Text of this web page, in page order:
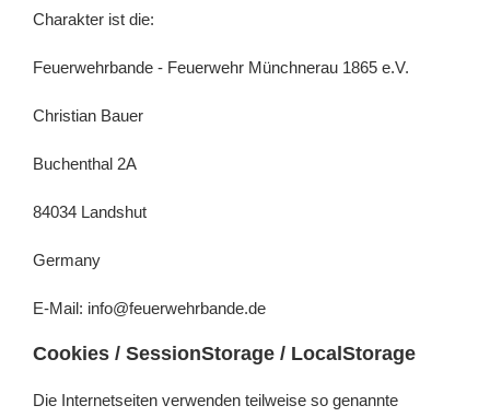
Charakter ist die:
Feuerwehrbande - Feuerwehr Münchnerau 1865 e.V.
Christian Bauer
Buchenthal 2A
84034 Landshut
Germany
E-Mail: info@feuerwehrbande.de
Cookies / SessionStorage / LocalStorage
Die Internetseiten verwenden teilweise so genannte